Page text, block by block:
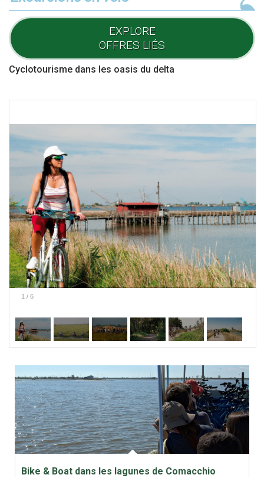
EXPLORE
OFFRES LIÉS
Cyclotourisme dans les oasis du delta
1 / 6
Bike & Boat dans les lagunes de Comacchio